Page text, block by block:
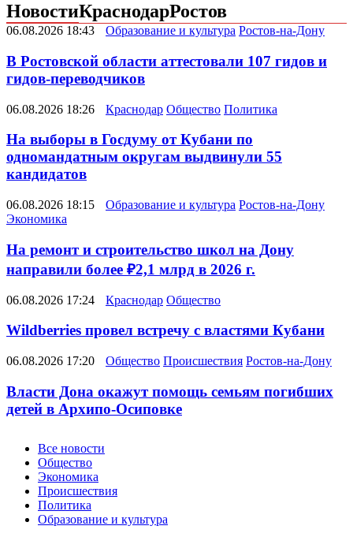
НовостиКраснодарРостов
06.08.2026 18:43 Образование и культура Ростов-на-Дону
В Ростовской области аттестовали 107 гидов и
гидов-переводчиков
06.08.2026 18:26 Краснодар Общество Политика
На выборы в Госдуму от Кубани по
одномандатным округам выдвинули 55
кандидатов
06.08.2026 18:15 Образование и культура Ростов-на-Дону
Экономика
На ремонт и строительство школ на Дону
направили более ₽2,1 млрд в 2026 г.
06.08.2026 17:24 Краснодар Общество
Wildberries провел встречу с властями Кубани
06.08.2026 17:20 Общество Происшествия Ростов-на-Дону
Власти Дона окажут помощь семьям погибших
детей в Архипо-Осиповке
Новости
Все новости
Общество
Экономика
Происшествия
Политика
Образование и культура